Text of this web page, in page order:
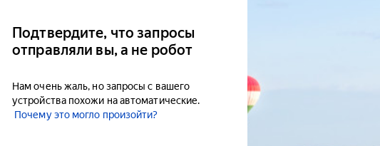
Подтвердите, что запросы
отправляли вы, а не робот
Нам очень жаль, но запросы с вашего
устройства похожи на автоматические.
Почему это могло произойти?